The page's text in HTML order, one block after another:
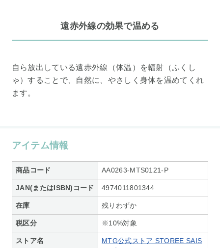
遠赤外線の効果で温める
自ら放出している遠赤外線（体温）を輻射（ふくし
ゃ）することで、自然に、やさしく身体を温めてくれ
ます。
アイテム情報
商品コード AA0263-MTS0121-P
JAN(またはISBN)コード 4974011801344
在庫 残りわずか
税区分 ※10%対象
ストア名
MTG公式ストア STOREE SAIS